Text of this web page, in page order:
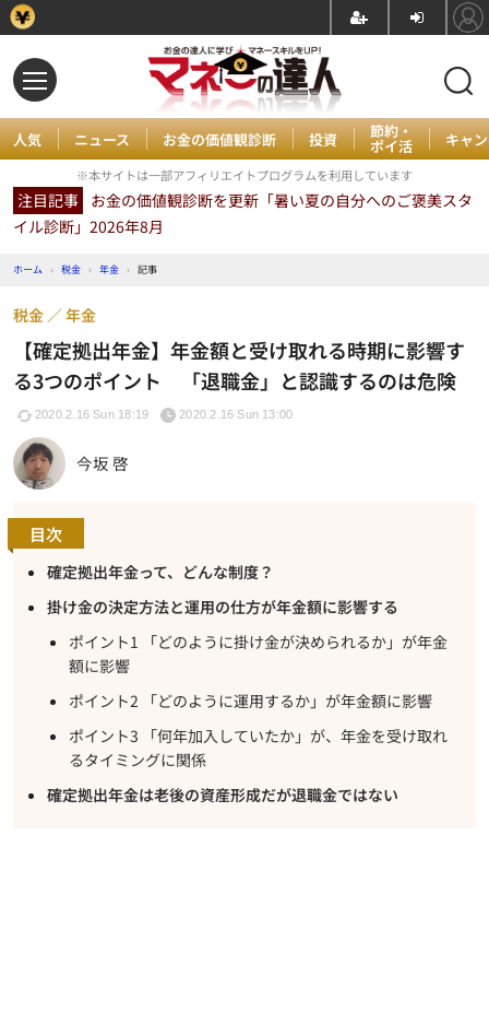
人気 ニュース お金の価値観診断 投資 節約・
ポイ活 キャ
※本サイトは一部アフィリエイトプログラムを利用しています
注目記事 お金の価値観診断を更新「暑い夏の自分へのご褒美スタ
イル診断」2026年8月
ホーム › 税金 › 年金 › 記事
【確定拠出年金】年金額と受け取れる時期に影響す
る3つのポイント 「退職金」と認識するのは危険
税金 年金
2020.2.16 Sun 18:19 2020.2.16 Sun 13:00
今坂 啓
目次
確定拠出年金って、どんな制度？
掛け金の決定方法と運用の仕方が年金額に影響する
ポイント1 「どのように掛け金が決められるか」が年金
額に影響
ポイント2 「どのように運用するか」が年金額に影響
ポイント3 「何年加入していたか」が、年金を受け取れ
るタイミングに関係
確定拠出年金は老後の資産形成だが退職金ではない